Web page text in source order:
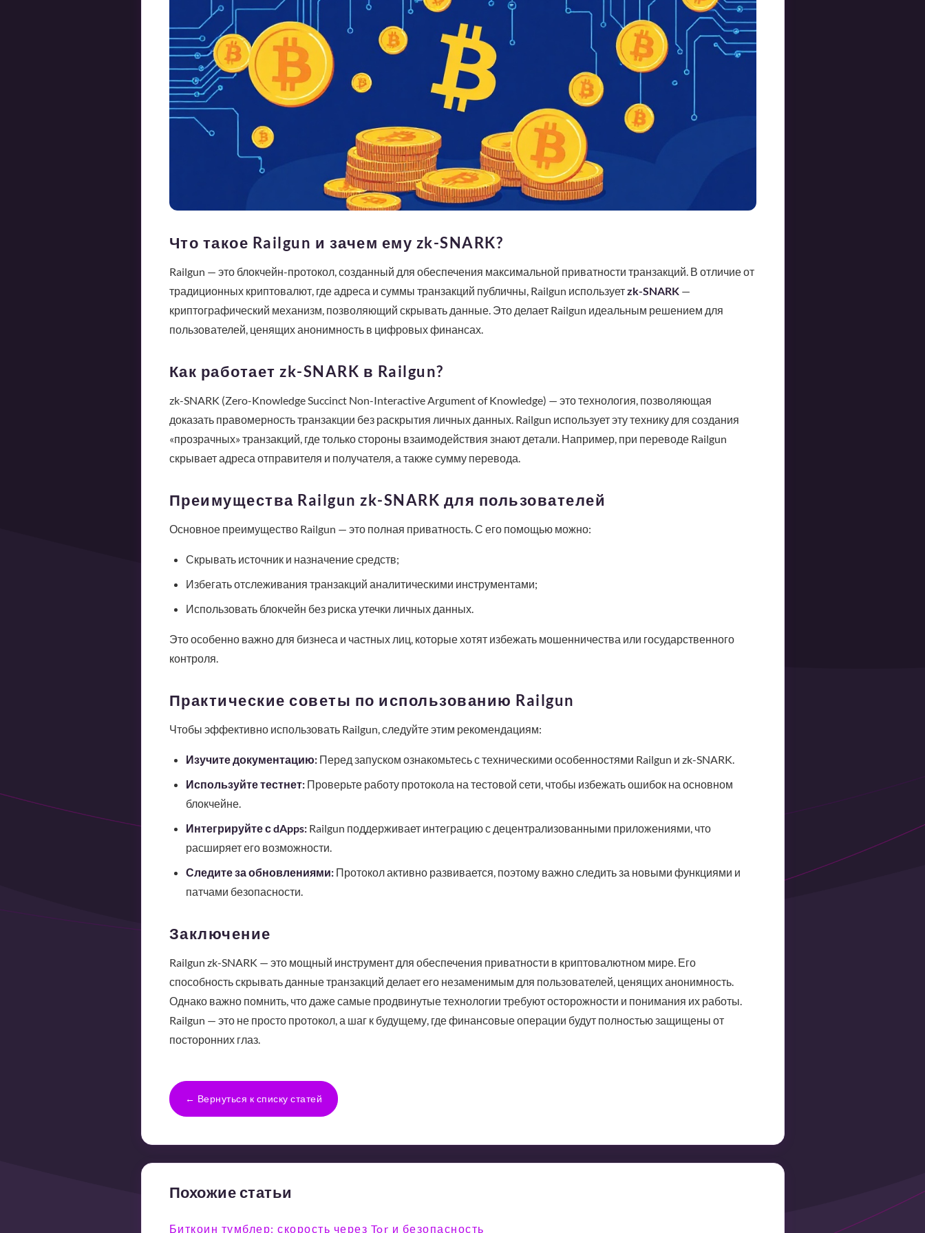
Что такое Railgun и зачем ему zk-SNARK?
Railgun — это блокчейн-протокол, созданный для обеспечения максимальной приватности транзакций. В отличие от
традиционных криптовалют, где адреса и суммы транзакций публичны, Railgun используетzk-SNARK—
криптографический механизм, позволяющий скрывать данные. Это делает Railgun идеальным решением для
пользователей, ценящих анонимность в цифровых финансах.
Как работает zk-SNARK в Railgun?
zk-SNARK (Zero-Knowledge Succinct Non-Interactive Argument of Knowledge) — это технология, позволяющая
доказать правомерность транзакции без раскрытия личных данных. Railgun использует эту технику для создания
«прозрачных» транзакций, где только стороны взаимодействия знают детали. Например, при переводе Railgun
скрывает адреса отправителя и получателя, а также сумму перевода.
Преимущества Railgun zk-SNARK для пользователей
Основное преимущество Railgun — это полная приватность. С его помощью можно:
Скрывать источник и назначение средств;
Избегать отслеживания транзакций аналитическими инструментами;
Использовать блокчейн без риска утечки личных данных.
Это особенно важно для бизнеса и частных лиц, которые хотят избежать мошенничества или государственного
контроля.
Практические советы по использованию Railgun
Чтобы эффективно использовать Railgun, следуйте этим рекомендациям:
Изучите документацию:Перед запуском ознакомьтесь с техническими особенностями Railgun и zk-SNARK.
Используйте тестнет:Проверьте работу протокола на тестовой сети, чтобы избежать ошибок на основном
блокчейне.
Интегрируйте с dApps:Railgun поддерживает интеграцию с децентрализованными приложениями, что
расширяет его возможности.
Следите за обновлениями:Протокол активно развивается, поэтому важно следить за новыми функциями и
патчами безопасности.
Заключение
Railgun zk-SNARK — это мощный инструмент для обеспечения приватности в криптовалютном мире. Его
способность скрывать данные транзакций делает его незаменимым для пользователей, ценящих анонимность.
Однако важно помнить, что даже самые продвинутые технологии требуют осторожности и понимания их работы.
Railgun — это не просто протокол, а шаг к будущему, где финансовые операции будут полностью защищены от
посторонних глаз.
← Вернуться к списку статей
Похожие статьи
Биткоин тумблер: скорость через Tor и безопасность